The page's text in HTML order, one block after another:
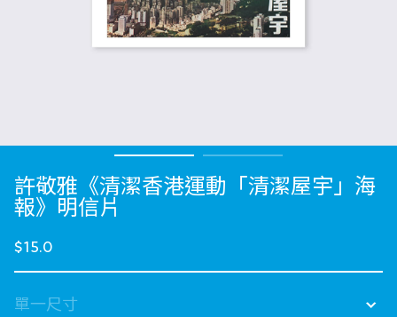
許敬雅《清潔香港運動「清潔屋宇」海
報》明信片
$15.0